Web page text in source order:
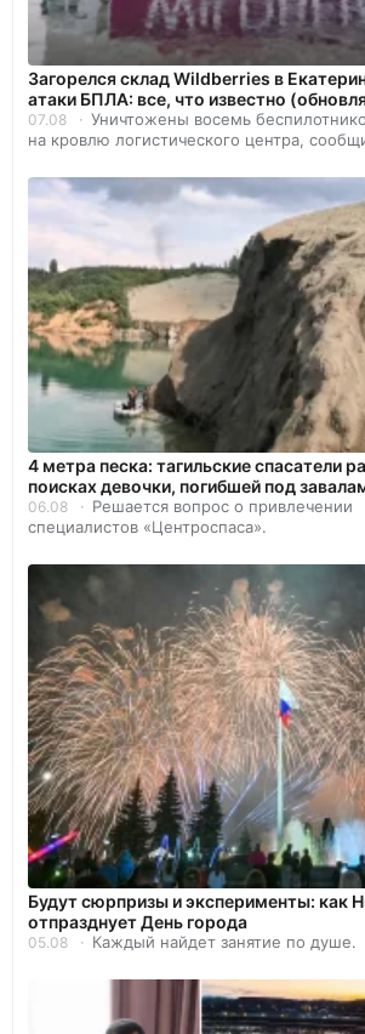
Загорелся склад Wildberries в
атаки БПЛА: все, что известно
07.08
Уничтожены восемь
на кровлю логистического центра,
4 метра песка: тагильские спасатели
поисках девочки, погибшей под
06.08
Решается вопрос о привлечении
специалистов «Центроспаса».
Будут сюрпризы и эксперименты: как
отпразднует День города
05.08 Каждый найдет занятие по душе.